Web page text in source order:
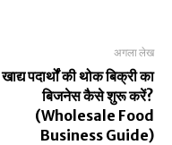
अगला लेख
खाद्य पदार्थों की थोक बिक्री का
बिजनेस कैसे शुरू करें?
(Wholesale Food
Business Guide)